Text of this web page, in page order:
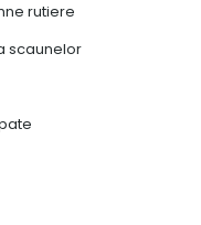
rutiere
scaunelor